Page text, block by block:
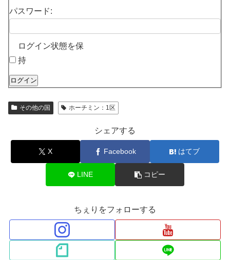
パスワード:
ログイン状態を保
持
ログイン
その他の国 ホーチミン：1区
シェアする
X Facebook はてブ
LINE コピー
ちぇりをフォローする